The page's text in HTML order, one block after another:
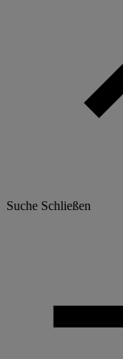
Suche Schließen